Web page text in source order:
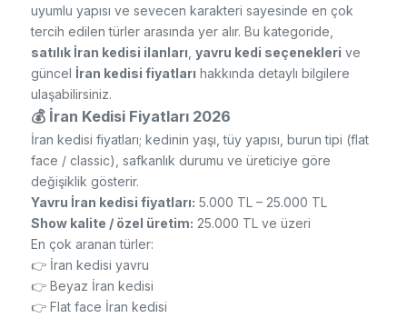
uyumlu yapısı ve sevecen karakteri sayesinde en çok
tercih edilen türler arasında yer alır. Bu kategoride,
satılık İran kedisi ilanları yavru kedi seçenekleri ve
güncel İran kedisi fiyatları hakkında detaylı bilgilere
ulaşabilirsiniz.
💰 İran Kedisi Fiyatları 2026
İran kedisi fiyatları; kedinin yaşı, tüy yapısı, burun tipi (flat
face / classic), safkanlık durumu ve üreticiye göre
değişiklik gösterir.
Yavru İran kedisi fiyatları: 5.000 TL – 25.000 TL
Show kalite / özel üretim: 25.000 TL ve üzeri
En çok aranan türler:
👉 İran kedisi yavru
👉 Beyaz İran kedisi
👉 Flat face İran kedisi